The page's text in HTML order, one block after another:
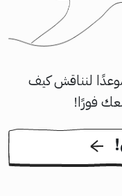
لنناقش كيف
فورًا!